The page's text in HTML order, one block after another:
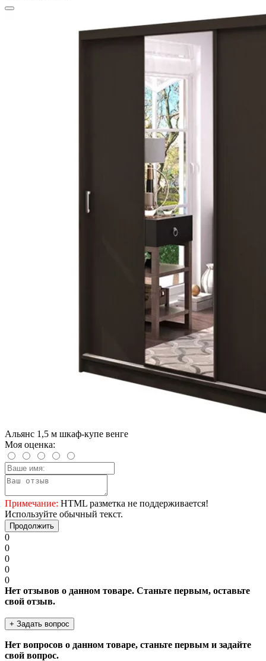
Альянс 1,5 м шкаф-купе венге
Моя оценка:
Примечание: HTML разметка не поддерживается!
Используйте обычный текст.
Продолжить
0
0
0
0
0
Нет отзывов о данном товаре. Станьте первым, оставьте
свой отзыв.
+ Задать вопрос
Нет вопросов о данном товаре, станьте первым и задайте
свой вопрос.